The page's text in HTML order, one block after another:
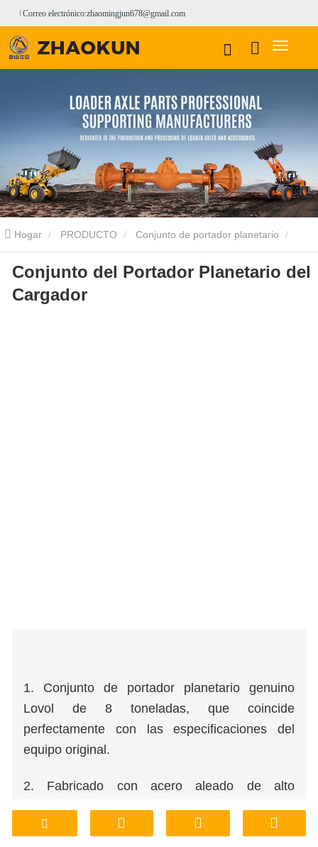
Correo electrónico:zhaomingjun678@gmail.com
Hogar PRODUCTO Conjunto de portador planetario
Conjunto de portador planetario LOVOL Conjunto del Portador
Planetario del Cargador
Conjunto del Portador Planetario del
Cargador
1. Conjunto de portador planetario genuino
Lovol de 8 toneladas, que coincide
perfectamente con las especificaciones del
equipo original.
2. Fabricado con acero aleado de alto
rendimiento, excelente resistencia al desgaste
y durabilidad a largo plazo.